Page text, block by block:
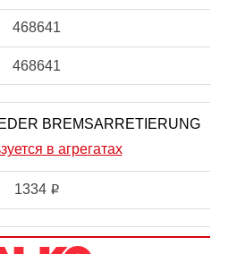
468641
468641
BREMSARRETIERUNG
в агрегатах
1334 i